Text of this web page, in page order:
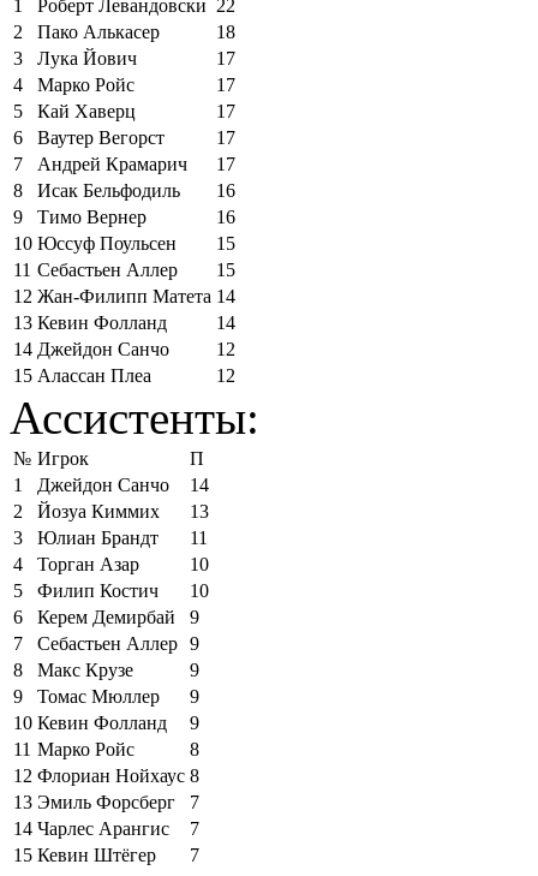
1 Роберт Левандовски 22
2
Пако Алькасер
18
3
Лука Йович
17
4
Марко Ройс
17
5
Кай Хаверц
17
6
Ваутер Вегорст
17
7
Андрей Крамарич
17
8
Исак Бельфодиль
16
9
Тимо Вернер
16
10 Юссуф Поульсен
15
11 Себастьен Аллер
15
12 Жан-Филипп Матета 14
13 Кевин Фолланд
14
14 Джейдон Санчо
12
15 Алассан Плеа 12
Ассистенты:
№ Игрок
П
1
Джейдон Санчо
14
2
Йозуа Киммих
13
3
Юлиан Брандт
11
4
Торган Азар
10
5
Филип Костич
10
6
Керем Демирбай
9
7
Себастьен Аллер 9
8
Макс Крузе
9
9
Томас Мюллер
9
10 Кевин Фолланд
9
11 Марко Ройс
8
12 Флориан Нойхаус 8
13 Эмиль Форсберг
7
14 Чарлес Арангис
7
15 Кевин Штёгер 7